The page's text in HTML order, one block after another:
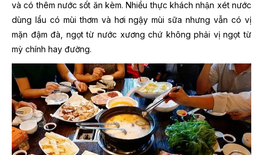
và có thêm nước sốt ăn kèm. Nhiều thực khách nhận xét nước
dùng lẩu có mùi thơm và hơi ngậy mùi sữa nhưng vẫn có vị
mặn đậm đà, ngọt từ nước xương chứ không phải vị ngọt từ
mỳ chính hay đường.